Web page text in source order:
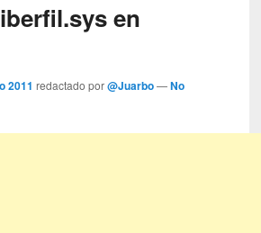
en
2011 redactado por@Juarbo —No